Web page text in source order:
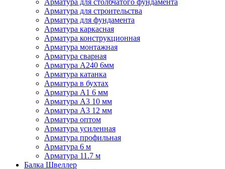
Арматура для столбчатого фундамента
Арматура для строительства
Арматура для фундамента
Арматура каркасная
Арматура конструкционная
Арматура монтажная
Арматура сварная
Арматура А240 6мм
Арматура катанка
Арматура в бухтах
Арматура А1 6 мм
Арматура А3 10 мм
Арматура А3 12 мм
Арматура оптом
Арматура усиленная
Арматура профильная
Арматура 6 м
Арматура 11.7 м
Балка Швеллер